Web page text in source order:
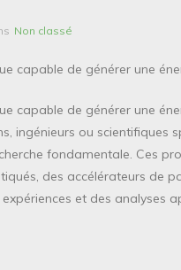
Non classé
capable de générer une
capable de générer une
ingénieurs ou scientifiques
fondamentale. Ces
des accélérateurs de
et des analyses